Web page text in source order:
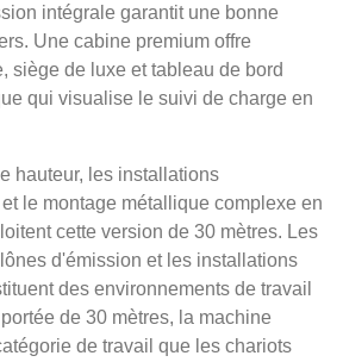
intégrale garantit une bonne
Une cabine premium offre
siège de luxe et tableau de bord
qui visualise le suivi de charge en
hauteur, les installations
le montage métallique complexe en
cette version de 30 mètres. Les
d'émission et les installations
des environnements de travail
de 30 mètres, la machine
de travail que les chariots